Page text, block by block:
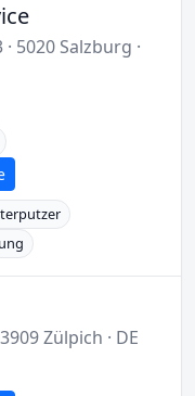
5020 Salzburg ·
Zülpich · DE